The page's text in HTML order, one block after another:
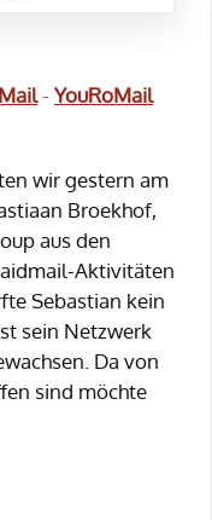
- YouRoMail
wir gestern am
Broekhof,
aus den
Aktivitäten
Sebastian kein
sein Netzwerk
Da von
sind möchte